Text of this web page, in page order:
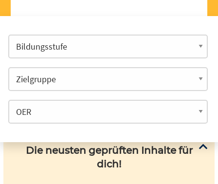
Die neusten geprüften Inhalte für
dich!